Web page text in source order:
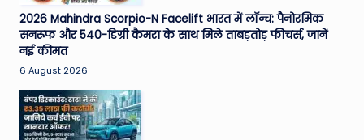
T
h
e
W
o
2026 Mahindra Scorpio-N Facelift भारत में लॉन्च: पैनोरमिक
सनरूफ और 540-डिग्री कैमरा के साथ मिले ताबड़तोड़ फीचर्स, जानें
नई कीमत
6 August 2026